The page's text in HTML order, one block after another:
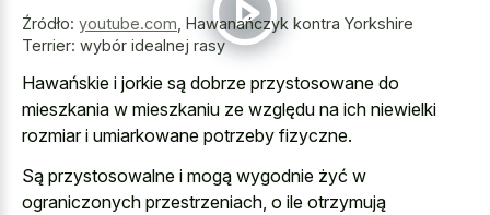
Źródło: youtube.com Hawanańczyk kontra Yorkshire
Terrier: wybór idealnej rasy
Hawańskie i jorkie są dobrze przystosowane do
mieszkania w mieszkaniu ze względu na ich niewielki
rozmiar i umiarkowane potrzeby fizyczne.
Są przystosowalne i mogą wygodnie żyć w
ograniczonych przestrzeniach, o ile otrzymują